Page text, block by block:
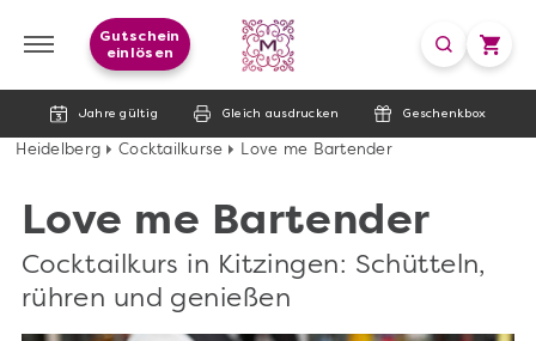
Jahre gültig Gleich ausdrucken Geschenkbox
Gutschein
einlösen
Heidelberg Cocktailkurse Love me Bartender
Love me Bartender
Cocktailkurs in Kitzingen: Schütteln,
rühren und genießen